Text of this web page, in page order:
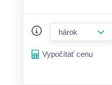
Vypočítať cenu